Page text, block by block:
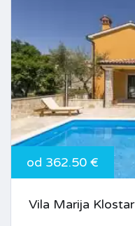
od 362.50 €
Vila Marija Klostar